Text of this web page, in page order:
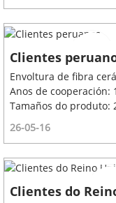
Clientes
Envoltura de fibra
Anos de cooperación:
Tamaños do produto:
26-05-16
Clientes do